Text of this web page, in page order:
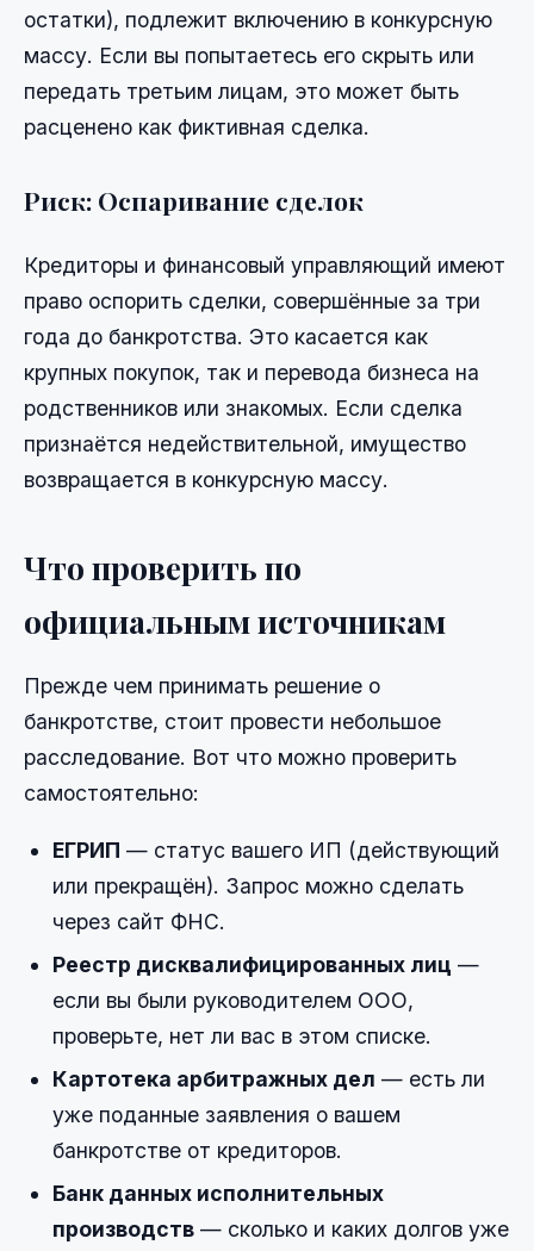
остатки), подлежит включению в конкурсную
массу. Если вы попытаетесь его скрыть или
передать третьим лицам, это может быть
расценено как фиктивная сделка.
Риск: Оспаривание сделок
Кредиторы и финансовый управляющий имеют
право оспорить сделки, совершённые за три
года до банкротства. Это касается как
крупных покупок, так и перевода бизнеса на
родственников или знакомых. Если сделка
признаётся недействительной, имущество
возвращается в конкурсную массу.
Что проверить по
официальным источникам
Прежде чем принимать решение о
банкротстве, стоит провести небольшое
расследование. Вот что можно проверить
самостоятельно:
ЕГРИП — статус вашего ИП (действующий
или прекращён). Запрос можно сделать
через сайт ФНС.
Реестр дисквалифицированных лиц —
если вы были руководителем ООО,
проверьте, нет ли вас в этом списке.
Картотека арбитражных дел — есть ли
уже поданные заявления о вашем
банкротстве от кредиторов.
Банк данных исполнительных
производств — сколько и каких долгов уже